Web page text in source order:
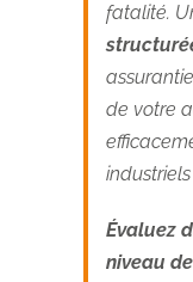
fatalité.
de votre
Évaluez
niveau